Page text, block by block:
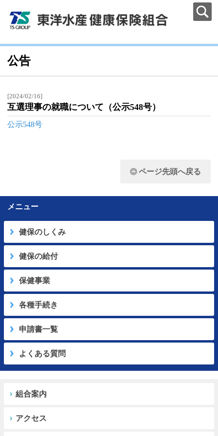
公告
[2024/02/16]
互選理事の就職について（公示548号）
公示548号
ページ先頭へ戻る
メニュー
健保のしくみ
健保の給付
保健事業
各種手続き
申請書一覧
よくある質問
組合案内
アクセス